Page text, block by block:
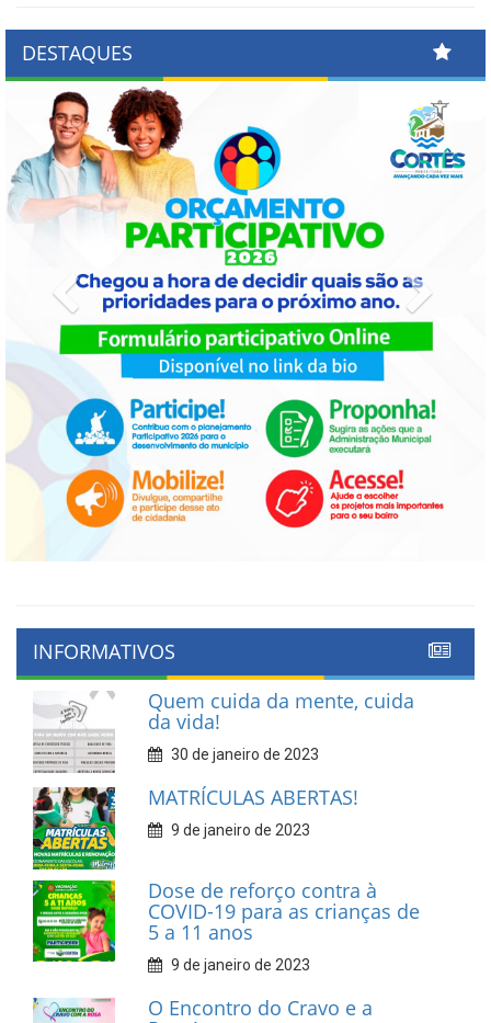
DESTAQUES
Previous
INFORMATIVOS
Quem cuida da mente, cuida
da vida!
30 de janeiro de 2023
MATRÍCULAS ABERTAS!
9 de janeiro de 2023
Dose de reforço contra à
COVID-19 para as crianças de
5 a 11 anos
9 de janeiro de 2023
O Encontro do Cravo e a